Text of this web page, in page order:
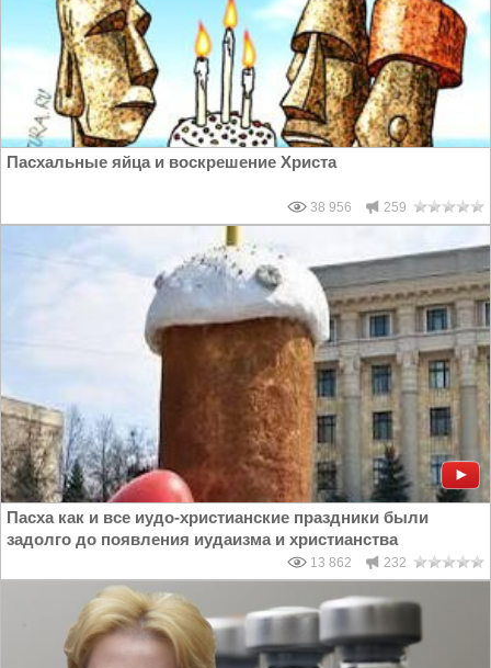
Пасхальные яйца и воскрешение Христа
38 956 259
Пасха как и все иудо-христианские праздники были
задолго до появления иудаизма и христианства
13 862 232